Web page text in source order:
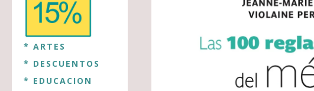
* ARTES
* DESCUENTOS
* EDUCACION